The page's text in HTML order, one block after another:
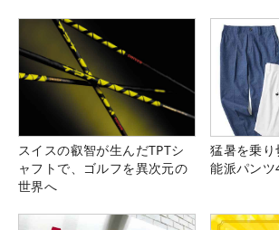
スイスの叡智が生んだTPTシ
ャフトで、ゴルフを異次元の
世界へ
猛暑を乗
能派パンツ